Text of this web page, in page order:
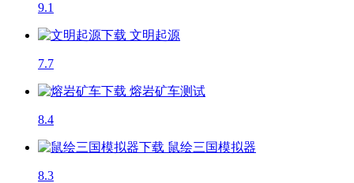
9.1
文明起源
7.7
熔岩矿车测试
8.4
鼠绘三国模拟器
8.3